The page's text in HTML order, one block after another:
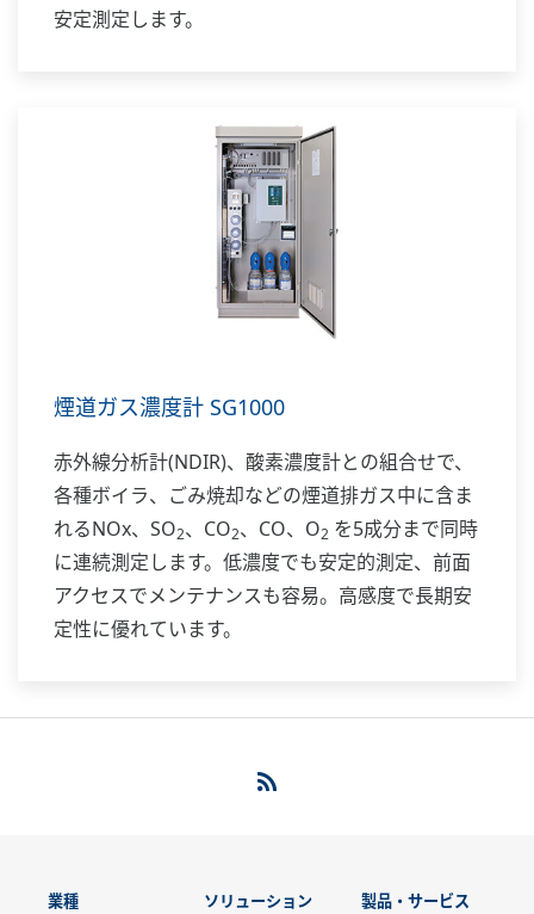
安定測定します。
煙道ガス濃度計 SG1000
赤外線分析計(NDIR)、酸素濃度計との組合せで、
各種ボイラ、ごみ焼却などの煙道排ガス中に含ま
れるNOx、SO2、CO2、CO、O2 を5成分まで同時
に連続測定します。低濃度でも安定的測定、前面
アクセスでメンテナンスも容易。高感度で長期安
定性に優れています。
業種 ソリューション 製品・サービス